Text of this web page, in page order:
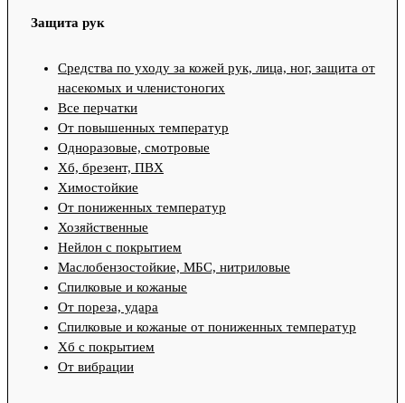
Защита рук
Средства по уходу за кожей рук, лица, ног, защита от
насекомых и членистоногих
Все перчатки
От повышенных температур
Одноразовые, смотровые
Хб, брезент, ПВХ
Химостойкие
От пониженных температур
Хозяйственные
Нейлон с покрытием
Маслобензостойкие, МБС, нитриловые
Спилковые и кожаные
От пореза, удара
Спилковые и кожаные от пониженных температур
Хб с покрытием
От вибрации